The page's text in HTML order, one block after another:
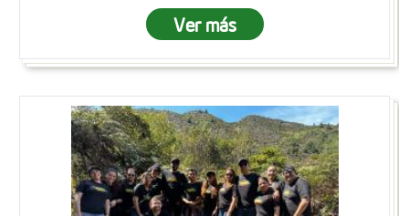
Ver más